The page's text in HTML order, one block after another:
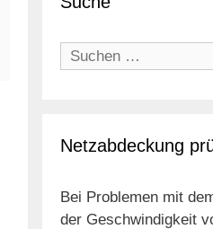
Suchen
nach:
Netzabdeckung
Bei Problemen mit
der Geschwindigkeit